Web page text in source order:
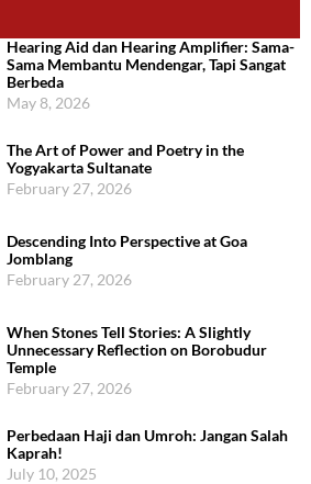
Hearing Aid dan Hearing Amplifier: Sama-
Sama Membantu Mendengar, Tapi Sangat
Berbeda
May 8, 2026
The Art of Power and Poetry in the
Yogyakarta Sultanate
February 27, 2026
Descending Into Perspective at Goa
Jomblang
February 27, 2026
When Stones Tell Stories: A Slightly
Unnecessary Reflection on Borobudur
Temple
February 27, 2026
Perbedaan Haji dan Umroh: Jangan Salah
Kaprah!
July 10, 2025